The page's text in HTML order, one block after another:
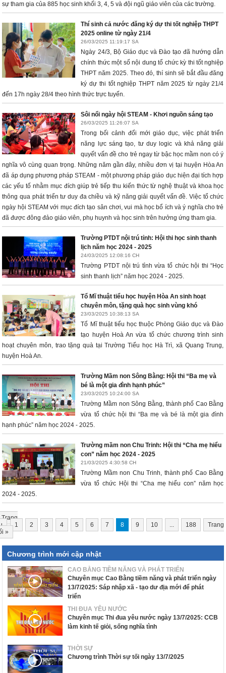
sự tham gia của 885 học sinh khối 3, 4, 5 và đội ngũ giáo viên của các trường.
Thí sinh cả nước đăng ký dự thi tốt nghiệp THPT
2025 online từ ngày 21/4
26/03/2025 11:19:17 SA
Ngày 24/3, Bộ Giáo dục và Đào tạo đã hướng dẫn
chính thức một số nội dung tổ chức kỳ thi tốt nghiệp
THPT năm 2025. Theo đó, thí sinh sẽ bắt đầu đăng
ký dự thi tốt nghiệp THPT năm 2025 từ ngày 21/4
đến 17h ngày 28/4 theo hình thức trực tuyến.
Sôi nổi ngày hội STEAM - Khơi nguồn sáng tạo
26/03/2025 11:26:07 SA
Trong bối cảnh đổi mới giáo dục, việc phát triển
năng lực sáng tạo, tư duy logic và khả năng giải
quyết vấn đề cho trẻ ngay từ bậc học mầm non có ý
nghĩa vô cùng quan trọng. Những năm gần đây, nhiều đơn vị tại huyện Hòa An
đã áp dụng phương pháp STEAM - một phương pháp giáo dục hiện đại tích hợp
các yếu tố nhằm mục đích giúp trẻ tiếp thu kiến thức từ nghệ thuật và khoa học
thông qua phát triển tư duy đa chiều và kỹ năng giải quyết vấn đề. Việc tổ chức
ngày hội STEAM với mục đích tạo sân chơi, vui mà học bổ ích và ý nghĩa cho trẻ
đã được đông đảo giáo viên, phụ huynh và học sinh trên hưởng ứng tham gia.
Trường PTDT nội trú tỉnh: Hội thi học sinh thanh
lịch năm học 2024 - 2025
24/03/2025 12:08:16 CH
Trường PTDT nội trú tỉnh vừa tổ chức hội thi “Học
sinh thanh lịch” năm học 2024 - 2025.
Tổ Mĩ thuật tiểu học huyện Hòa An sinh hoạt
chuyên môn, tặng quà học sinh vùng khó
23/03/2025 10:38:13 SA
Tổ Mĩ thuật tiểu học thuộc Phòng Giáo dục và Đào
tạo huyện Hoà An vừa tổ chức chương trình sinh
hoạt chuyên môn, trao tặng quà tại Trường Tiểu học Hà Trì, xã Quang Trung,
huyện Hoà An.
Trường Mầm non Sông Bằng: Hội thi “Ba mẹ và
bé là một gia đình hạnh phúc”
23/03/2025 10:24:00 SA
Trường Mầm non Sông Bằng, thành phố Cao Bằng
vừa tổ chức hội thi “Ba mẹ và bé là một gia đình
hạnh phúc” năm học 2024 - 2025.
Trường mầm non Chu Trinh: Hội thi “Cha mẹ hiểu
con” năm học 2024 - 2025
21/03/2025 4:30:58 CH
Trường Mầm non Chu Trinh, thành phố Cao Bằng
vừa tổ chức Hội thi “Cha mẹ hiểu con” năm học
2024 - 2025.
Trang
1 2 3 4 5 6 7 8 9 10 ... 188
Trang
»
Chương trình mới cập nhật
CAO BẰNG TIỀM NĂNG VÀ PHÁT TRIỂN
Chuyên mục Cao Bằng tiềm năng và phát triển ngày
13/7/2025: Sáp nhập xã - tạo dư địa mới để phát
triển
THI ĐUA YÊU NƯỚC
Chuyên mục Thi đua yêu nước ngày 13/7/2025: CCB
làm kinh tế giỏi, sống nghĩa tình
THỜI SỰ
Chương trình Thời sự tối ngày 13/7/2025